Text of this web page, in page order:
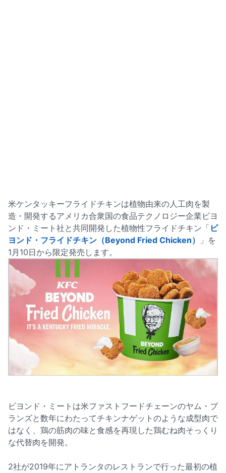
米ケンタッキーフライドチキンは植物由来の人工肉を製
造・開発するアメリカ合衆国の食品テクノロジー企業ビヨ
ンド・ミート社と共同開発した植物性フライドチキン「 ビ
ヨンド・フライドチキン（Beyond Fried Chicken）
」を
1月10日から限定発売します。
ビヨンド・ミートは米ファストフードチェーンのヤム・ブ
ランズと数年にわたってチキンナゲットのような成型肉で
はなく、鶏の筋肉の味と食感を再現した鶏むね肉そっくり
な代替肉を開発。
2社が2019年にアトランタのレストランで行った最初の植